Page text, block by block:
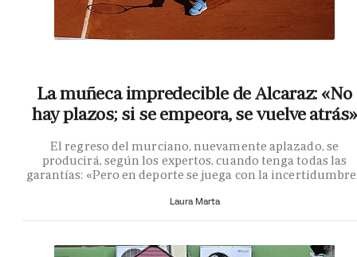
La muñeca impredecible de Alcaraz: «No
hay plazos; si se empeora, se vuelve atrás»
El regreso del murciano, nuevamente aplazado, se
producirá, según los expertos, cuando tenga todas las
garantías: «Pero en deporte se juega con la
Laura Marta